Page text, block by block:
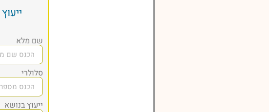
ייעוץ
שם מלא
סלולרי
ייעוץ בנושא